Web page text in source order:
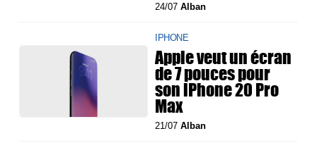
24/07Alban
IPHONE
Apple veut un écran
de 7 pouces pour
son iPhone 20 Pro
Max
21/07Alban